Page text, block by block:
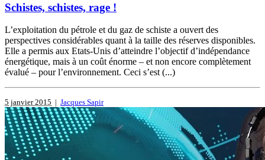
Schistes, schistes, rage !
L’exploitation du pétrole et du gaz de schiste a ouvert des
perspectives considérables quant à la taille des réserves disponibles.
Elle a permis aux Etats-Unis d’atteindre l’objectif d’indépendance
énergétique, mais à un coût énorme – et non encore complètement
évalué – pour l’environnement. Ceci s’est (...)
5 janvier 2015 | Jacques Sapir